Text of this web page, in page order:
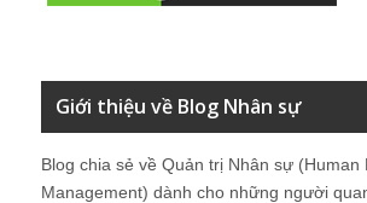
Giới thiệu về Blog Nhân sự
Blog chia sẻ về Quản trị Nhân sự (Human
Management) dành cho những người